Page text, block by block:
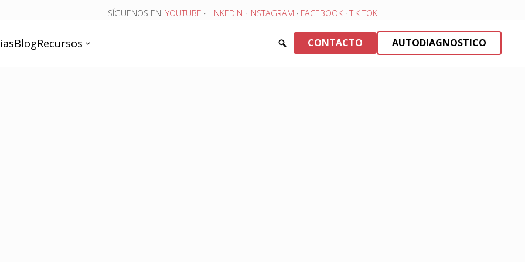
SÍGUENOS EN: YOUTUBE · LINKEDIN · INSTAGRAM · FACEBOOK· TIK TOK
BlogRecursos CONTACTO AUTODIAGNOSTICO